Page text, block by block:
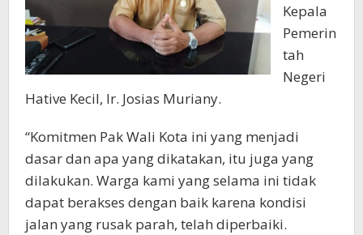
Kepala
Pemerin
tah
Negeri
Hative Kecil, Ir. Josias Muriany.
“Komitmen Pak Wali Kota ini yang menjadi
dasar dan apa yang dikatakan, itu juga yang
dilakukan. Warga kami yang selama ini tidak
dapat berakses dengan baik karena kondisi
jalan yang rusak parah, telah diperbaiki.